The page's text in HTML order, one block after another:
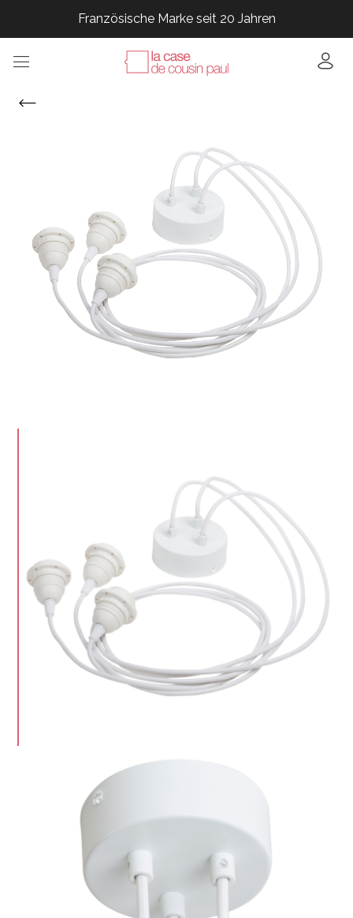
Französische Marke seit 20 Jahren
Französische Marke seit 20 Jahren
Französische Marke seit 20 Jahren